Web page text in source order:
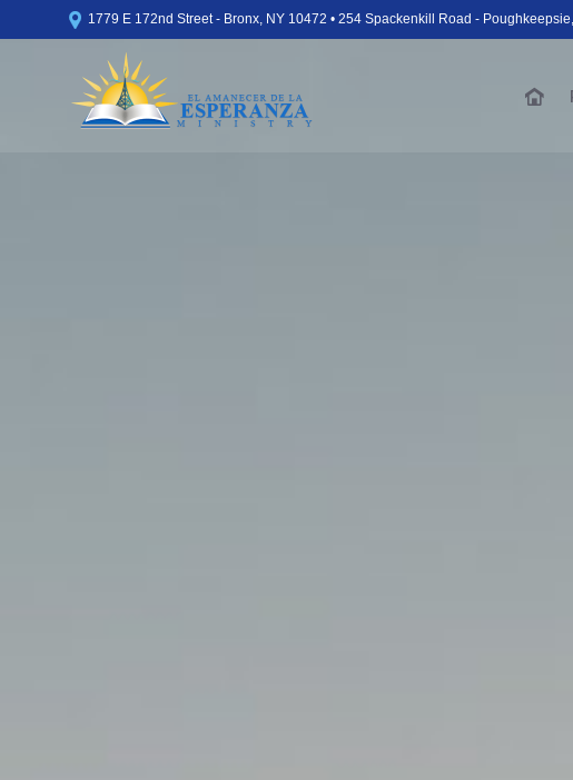
 1779 E 172nd Street - Bronx, NY 10472 • 254 Spackenkill Road -